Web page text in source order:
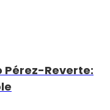
Pérez-Reverte: